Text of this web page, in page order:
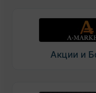
Акции и